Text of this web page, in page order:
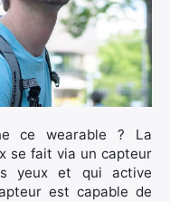
ce wearable ? La
se fait via un capteur
yeux et qui active
est capable de